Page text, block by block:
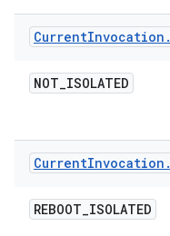
CurrentInvocation .
NOT_ISOLATED
CurrentInvocation .
REBOOT_ISOLATED